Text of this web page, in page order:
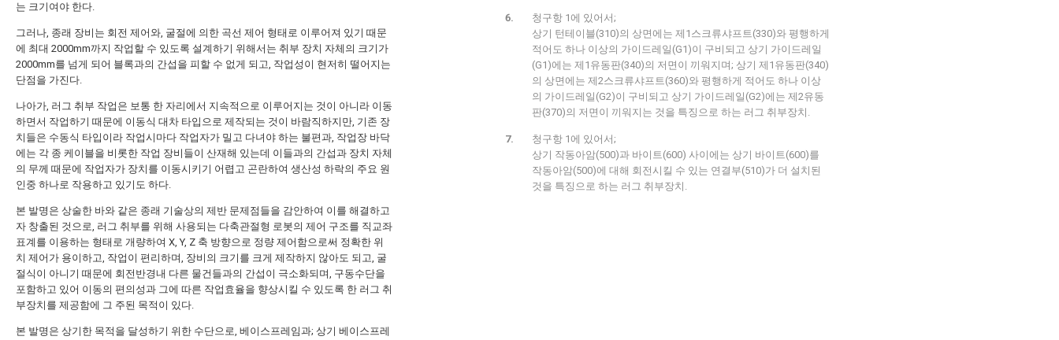
는 크기여야 한다.
그러나, 종래 장비는 회전 제어와, 굴절에 의한 곡선 제어 형태로 이루어져 있기 때문
에 최대 2000mm까지 작업할 수 있도록 설계하기 위해서는 취부 장치 자체의 크기가
2000mm를 넘게 되어 블록과의 간섭을 피할 수 없게 되고, 작업성이 현저히 떨어지는
단점을 가진다.
나아가, 러그 취부 작업은 보통 한 자리에서 지속적으로 이루어지는 것이 아니라 이동
하면서 작업하기 때문에 이동식 대차 타입으로 제작되는 것이 바람직하지만, 기존 장
치들은 수동식 타입이라 작업시마다 작업자가 밀고 다녀야 하는 불편과, 작업장 바닥
에는 각 종 케이블을 비롯한 작업 장비들이 산재해 있는데 이들과의 간섭과 장치 자체
의 무께 때문에 작업자가 장치를 이동시키기 어렵고 곤란하여 생산성 하락의 주요 원
인중 하나로 작용하고 있기도 하다.
본 발명은 상술한 바와 같은 종래 기술상의 제반 문제점들을 감안하여 이를 해결하고
자 창출된 것으로, 러그 취부를 위해 사용되는 다축관절형 로봇의 제어 구조를 직교좌
표계를 이용하는 형태로 개량하여 X, Y, Z 축 방향으로 정량 제어함으로써 정확한 위
치 제어가 용이하고, 작업이 편리하며, 장비의 크기를 크게 제작하지 않아도 되고, 굴
절식이 아니기 때문에 회전반경내 다른 물건들과의 간섭이 극소화되며, 구동수단을
포함하고 있어 이동의 편의성과 그에 따른 작업효율을 향상시킬 수 있도록 한 러그 취
부장치를 제공함에 그 주된 목적이 있다.
본 발명은 상기한 목적을 달성하기 위한 수단으로, 베이스프레임과; 상기 베이스프레
청구항 1에 있어서;
상기 턴테이블(310)의 상면에는 제1스크류샤프트(330)와 평행하게
적어도 하나 이상의 가이드레일(G1)이 구비되고 상기 가이드레일
(G1)에는 제1유동판(340)의 저면이 끼워지며; 상기 제1유동판(340)
의 상면에는 제2스크류샤프트(360)와 평행하게 적어도 하나 이상
의 가이드레일(G2)이 구비되고 상기 가이드레일(G2)에는 제2유동
판(370)의 저면이 끼워지는 것을 특징으로 하는 러그 취부장치.
청구항 1에 있어서;
상기 작동아암(500)과 바이트(600) 사이에는 상기 바이트(600)를
작동아암(500)에 대해 회전시킬 수 있는 연결부(510)가 더 설치된
것을 특징으로 하는 러그 취부장치.